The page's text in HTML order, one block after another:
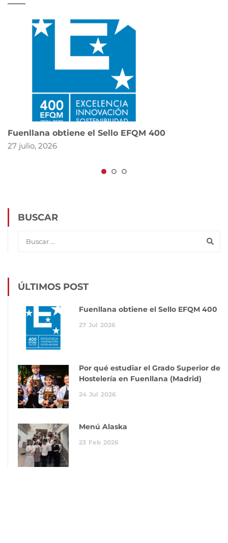
Fuenllana obtiene el Sello EFQM 400
27 julio, 2026
BUSCAR
ÚLTIMOS POST
Fuenllana obtiene el Sello EFQM 400
27 Jul 2026
Por qué estudiar el Grado Superior de
Hostelería en Fuenllana (Madrid)
24 Jul 2026
Menú Alaska
23 Feb 2026